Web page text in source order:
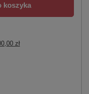
koszyka
zł